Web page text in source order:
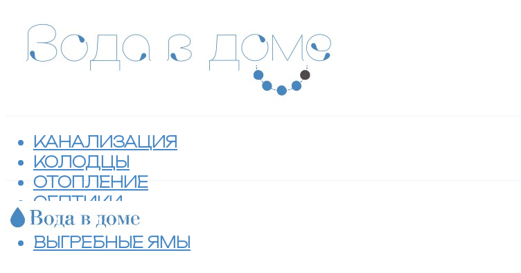
КАНАЛИЗАЦИЯ
КОЛОДЦЫ
ОТОПЛЕНИЕ
СЕПТИКИ
ТУАЛЕТЫ
ВЫГРЕБНЫЕ ЯМЫ